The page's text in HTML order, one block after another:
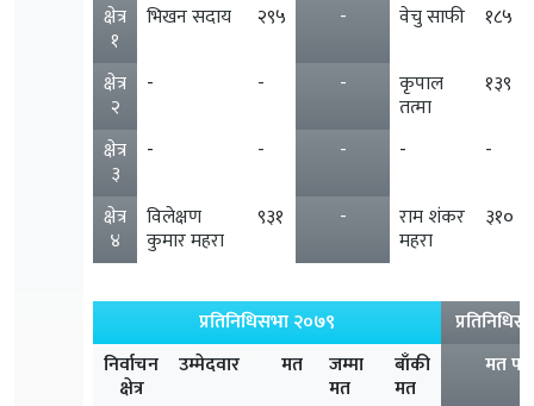
क्षेत्र
१
भिखन सदाय २९५ - वेचु साफी १८५
क्षेत्र
२
- - - कृपाल
तत्मा
१३९
क्षेत्र
३
- - - - -
क्षेत्र
४
विलेक्षण
कुमार महरा
९३१ - राम शंकर
महरा
३१०
प्रतिनिधिसभा २०७९
निर्वाचन
क्षेत्र
उम्मेदवार मत जम्मा
मत
बाँकी
मत
मत